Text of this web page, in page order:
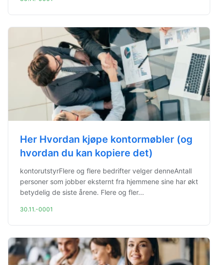
Her Hvordan kjøpe kontormøbler (og
hvordan du kan kopiere det)
kontorutstyrFlere og flere bedrifter velger denneAntall
personer som jobber eksternt fra hjemmene sine har økt
betydelig de siste årene. Flere og fler...
30.11.-0001